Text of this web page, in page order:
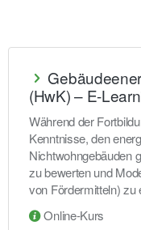
(HwK) – E-
Während der
Kenntnisse, den
Nichtwohngebäuden
zu bewerten und
von Fördermitteln) zu
Online-Kurs